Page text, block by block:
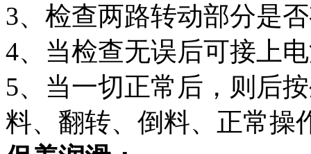
3、检查两路转动部分是
4、当检查无误后可接上
5、当一切正常后，则后
料、翻转、倒料、正常操